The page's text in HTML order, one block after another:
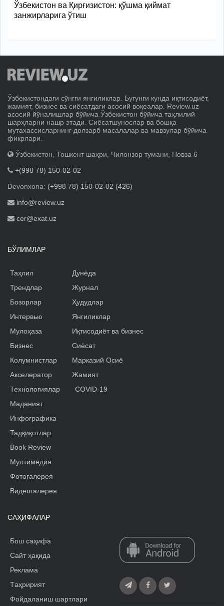
Ўзбекистон ва Қирғизистон: қўшма қиймат
занжирларига ўтиш
Ўзбекистондаги сўнгги янгиликлар. Бугунги кунда иқтисодиёт,
жамият, бизнес ва сиёсатдаги асосий воқеалар. Review.uz
асосий йўналишлар бўйича Ўзбекистон бўйича таҳлилий
шарҳларни нашр этади. Сиёсатшунослар ва бошқа
мутахассисларнинг долзарб масалалар ва мавзулар бўйича
фикрлари.
Ўзбекистон, Тошкент шаҳри, Чилонзор тумани, Новза 6
+(998 78) 150-02-02
Devonxona: (+998 78) 150-02-02 (426)
info@review.uz
cer@exat.uz
БЎЛИМЛАР
Таҳлил
Трендлар
Бозорлар
Интервью
Мулоҳаза
Бизнес
Колумнистлар
Акселератор
Дунёда
Журнал
Ҳудудлар
Янгиликлар
Иқтисодиёт ва бизнес
Сиёсат
Марказий Осиё
Жамият
Технологиялар
Маданият
Инфографика
Тадқиқотлар
Book Review
Мултимедиа
Фотогалерея
Видеогалерея
COVID-19
САҲИФАЛАР
Бош саҳифа
Сайт ҳақида
Реклама
Tаҳририят
Фойдаланиш шартлари